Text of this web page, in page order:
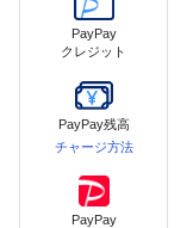
PayPay
クレジット
PayPay残高
チャージ方法
PayPay